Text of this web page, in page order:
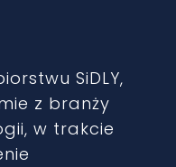
SiDLY,
z branży
w trakcie